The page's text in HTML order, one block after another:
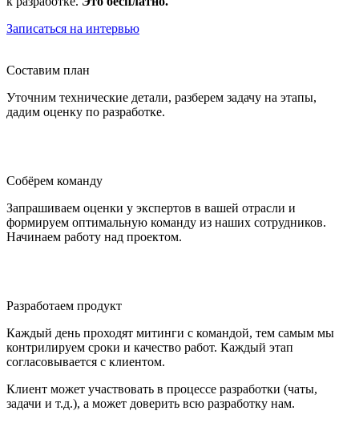
Записаться на интервью
Составим план
Уточним технические детали, разберем задачу на этапы,
дадим оценку по разработке.
Собёрем команду
Запрашиваем оценки у экспертов в вашей отрасли и
формируем оптимальную команду из наших сотрудников.
Начинаем работу над проектом.
Разработаем продукт
Каждый день проходят митинги с командой, тем самым мы
контрилируем сроки и качество работ. Каждый этап
согласовывается с клиентом.
Клиент может участвовать в процессе разработки (чаты,
задачи и т.д.), а может доверить всю разработку нам.